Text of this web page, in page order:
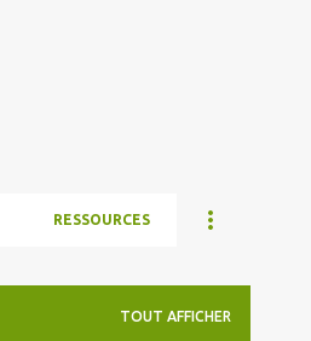
RESSOURCES
TOUT AFFICHER